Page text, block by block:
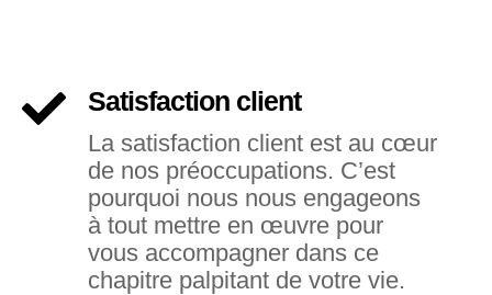
Satisfaction client
La satisfaction client est au cœur
de nos préoccupations. C’est
pourquoi nous nous engageons
à tout mettre en œuvre pour
vous accompagner dans ce
chapitre palpitant de votre vie.